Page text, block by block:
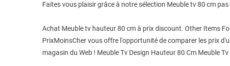
Faites vous plaisir grâce à notre sélection Meuble tv 80 cm pas
Achat Meuble tv hauteur 80 cm à prix discount. Other Items
PrixMoinsCher vous offre l'opportunité de comparer les prix
magasin du Web ! Meuble Tv Design Hauteur 80 Cm Meuble